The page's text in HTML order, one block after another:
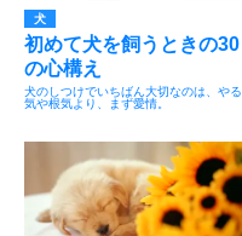
犬
初めて犬を飼うときの30
の心構え
犬のしつけでいちばん大切なのは、やる
気や根気より、まず愛情。